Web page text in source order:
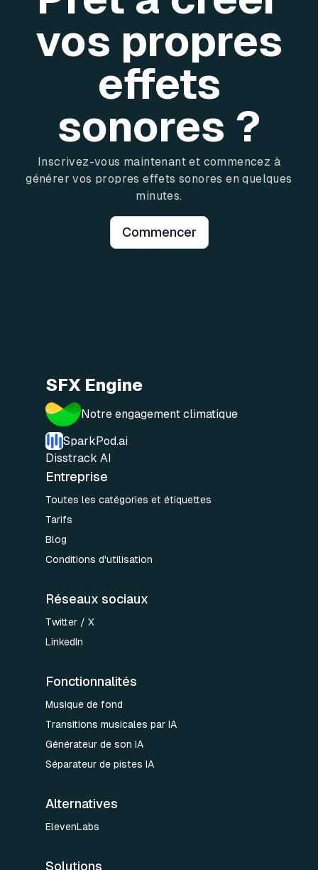
vos propres
effets
sonores ?
Inscrivez-vous maintenant et commencez à
générer vos propres effets sonores en quelques
minutes.
Commencer
SFX Engine
Notre engagement climatique
SparkPod.ai
Disstrack AI
Entreprise
Toutes les catégories et étiquettes
Tarifs
Blog
Conditions d'utilisation
Réseaux sociaux
Twitter / X
LinkedIn
Fonctionnalités
Musique de fond
Transitions musicales par IA
Générateur de son IA
Séparateur de pistes IA
Alternatives
ElevenLabs
Solutions